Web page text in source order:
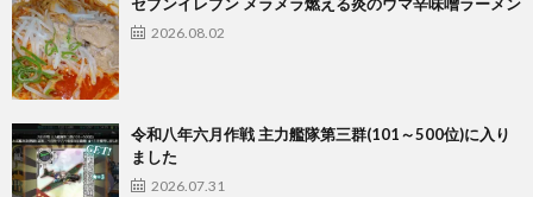
2026.08.02
令和八年六月作戦 主力艦隊第三群(101～500位)に入り
ました
2026.07.31